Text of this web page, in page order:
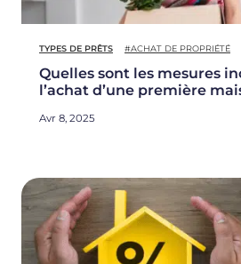
TYPES DE PRÊTS #ACHAT DE PROPRIÉTÉ
Quelles sont les mesures
l’achat d’une première
Avr 8, 2025